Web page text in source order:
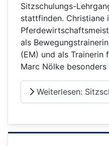
Sitzschulungs-
stattfinden. Christiane
als
(EM) und als Trainerin
Marc Nölke
Weiterlesen: